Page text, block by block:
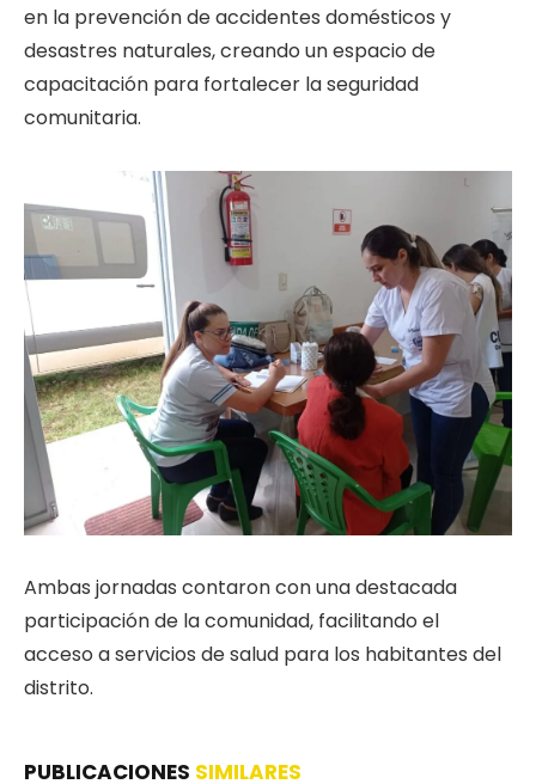
en la prevención de accidentes domésticos y
desastres naturales, creando un espacio de
capacitación para fortalecer la seguridad
comunitaria.
Ambas jornadas contaron con una destacada
participación de la comunidad, facilitando el
acceso a servicios de salud para los habitantes del
distrito.
PUBLICACIONES SIMILARES